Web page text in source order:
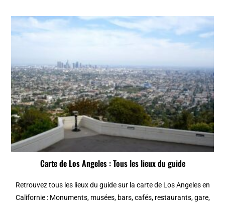
Carte de Los Angeles : Tous les lieux du guide
Retrouvez tous les lieux du guide sur la carte de Los Angeles en
Californie : Monuments, musées, bars, cafés, restaurants, gare,